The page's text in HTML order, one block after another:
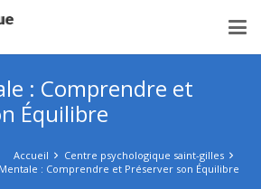
: Comprendre et
Équilibre
Accueil
Centre psychologique saint-gilles
: Comprendre et Préserver son Équilibre